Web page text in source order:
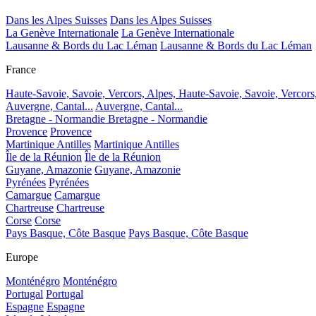
Dans les Alpes Suisses Dans les Alpes Suisses
La Genève Internationale La Genève Internationale
Lausanne & Bords du Lac Léman Lausanne & Bords du Lac Léman
France
Haute-Savoie, Savoie, Vercors, Alpes, Haute-Savoie, Savoie,
Auvergne, Cantal... Auvergne, Cantal...
Bretagne - Normandie Bretagne - Normandie
Provence Provence
Martinique Antilles Martinique Antilles
Île de la Réunion Île de la Réunion
Guyane, Amazonie Guyane, Amazonie
Pyrénées Pyrénées
Camargue Camargue
Chartreuse Chartreuse
Corse Corse
Pays Basque, Côte Basque Pays Basque, Côte Basque
Europe
Monténégro Monténégro
Portugal Portugal
Espagne Espagne